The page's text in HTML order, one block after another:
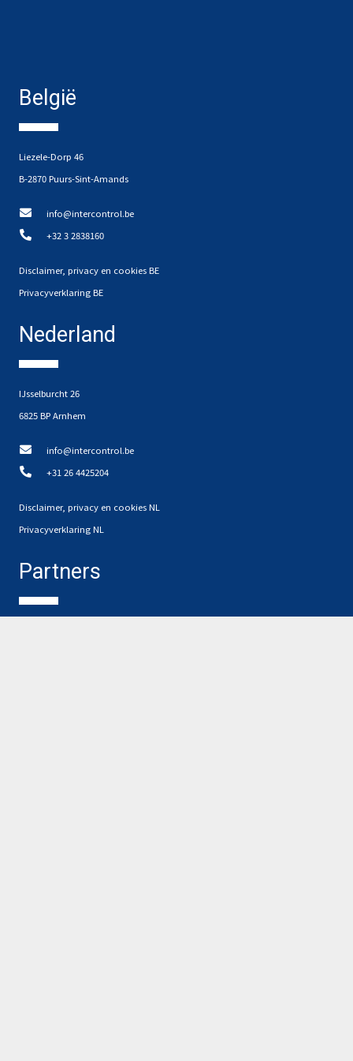
België
Liezele-Dorp 46
B-2870 Puurs-Sint-Amands
info@intercontrol.be
+32 3 2838160
Disclaimer, privacy en cookies BE
Privacyverklaring BE
Nederland
IJsselburcht 26
6825 BP Arnhem
info@intercontrol.be
+31 26 4425204
Disclaimer, privacy en cookies NL
Privacyverklaring NL
Partners